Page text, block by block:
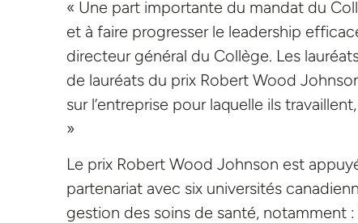
« Une part importante du mandat du
et à faire progresser le leadership
directeur général du Collège. Les
de lauréats du prix Robert Wood
sur l’entreprise pour laquelle ils
»
Le prix Robert Wood Johnson est
partenariat avec six universités
gestion des soins de santé, notamment